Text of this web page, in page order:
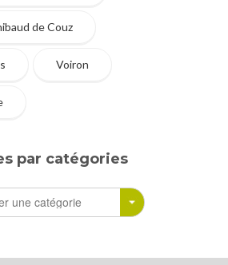
de Couz
Voiron
par catégories